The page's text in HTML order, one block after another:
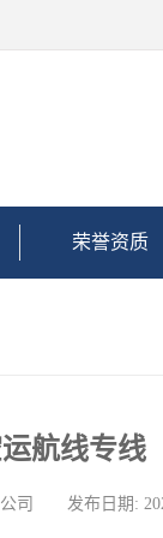
荣誉资质
航线专线
公司 发布日期: